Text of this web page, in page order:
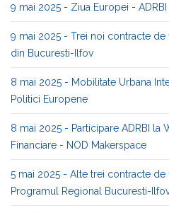
9 mai 2025 - Ziua Europei - ADRBI
9 mai 2025 - Trei noi contracte de
din Bucuresti-Ilfov
8 mai 2025 - Mobilitate Urbana
Politici Europene
8 mai 2025 - Participare ADRBI
Financiare - NOD Makerspace
5 mai 2025 - Alte trei contracte de
Programul Regional Bucuresti-